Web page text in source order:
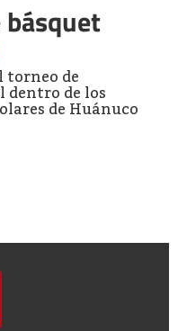
torneo de
dentro de los
de Huánuco